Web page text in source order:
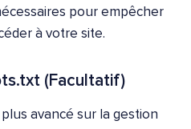
pour empêcher
à votre site.
(Facultatif)
avancé sur la gestion